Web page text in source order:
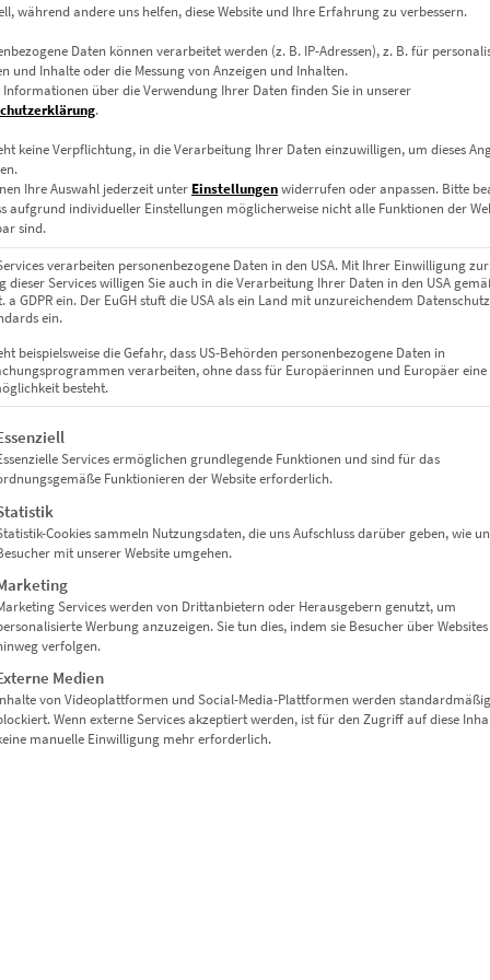
eingefroren in der Dunkelheit einer Stadt, die niemals
Vaihinger Bahnhofs.
Farbelementen zeigt die Dynamik urbanen Lebens: Der Bus
Kontrapunkt setzen. Die kühle Monochromatik mit
Lebensräume mit Anspruch.
stabilisiert mit Alu-Dibond.
für kreative Räume.
Rahmung.
das richtige Format:
Bücherregal
oder Studios
Charakter
während andere uns helfen, diese Website und Ihre Erfahrung zu verbessern.
Daten können verarbeitet werden (z. B. IP-Adressen), z. B. für
und Inhalte oder die Messung von Anzeigen und Inhalten.
Informationen über die Verwendung Ihrer Daten finden Sie in unserer
.
keine Verpflichtung, in die Verarbeitung Ihrer Daten einzuwilligen, um dieses
Ihre Auswahl jederzeit unter Einstellungenwiderrufen oder anpassen. Bitte
aufgrund individueller Einstellungen möglicherweise nicht alle Funktionen der
sind.
verarbeiten personenbezogene Daten in den USA. Mit Ihrer Einwilligung zur
dieser Services willigen Sie auch in die Verarbeitung Ihrer Daten in den USA
a GDPR ein. Der EuGH stuft die USA als ein Land mit unzureichendem
ein.
beispielsweise die Gefahr, dass US-Behörden personenbezogene Daten in
verarbeiten, ohne dass für Europäerinnen und Europäer eine
besteht.
eine Liste der Service-Gruppen, für die eine Einwilligung
Services ermöglichen grundlegende Funktionen und sind für das
Funktionieren der Website erforderlich.
Cookies sammeln Nutzungsdaten, die uns Aufschluss darüber geben, wie
mit unserer Website umgehen.
Services werden von Drittanbietern oder Herausgebern genutzt, um
Werbung anzuzeigen. Sie tun dies, indem sie Besucher über Websites
verfolgen.
Medien
von Videoplattformen und Social-Media-Plattformen werden standardmäßig
Wenn externe Services akzeptiert werden, ist für den Zugriff auf diese
manuelle Einwilligung mehr erforderlich.